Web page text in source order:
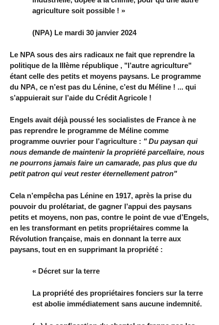
agriculture soit possible ! »
(NPA) Le mardi 30 janvier 2024
Le NPA sous des airs radicaux ne fait que reprendre la
politique de la IIIème république , "l’autre agriculture"
étant celle des petits et moyens paysans. Le programme
du NPA, ce n’est pas du Lénine, c’est du Méline ! ... qui
s’appuierait sur l’aide du Crédit Agricole !
Engels avait déjà poussé les socialistes de France à ne
pas reprendre le programme de Méline comme
programme ouvrier pour l’agriculture : " Du paysan qui
nous demande de maintenir la propriété parcellaire, nous
ne pourrons jamais faire un camarade, pas plus que du
petit patron qui veut rester éternellement patron"
Cela n’empêcha pas Lénine en 1917, après la prise du
pouvoir du prolétariat, de gagner l’appui des paysans
petits et moyens, non pas, contre le point de vue d’Engels,
en les transformant en petits propriétaires comme la
Révolution française, mais en donnant la terre aux
paysans, tout en en supprimant la propriété :
« Décret sur la terre
La propriété des propriétaires fonciers sur la terre
est abolie immédiatement sans aucune indemnité.